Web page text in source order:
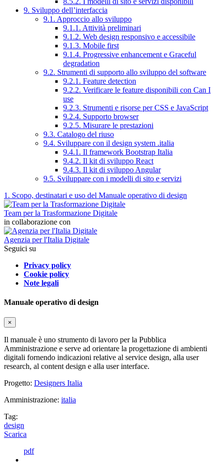
9. Sviluppo dell’interfaccia
9.1. Approccio allo sviluppo
9.1.1. Attività preliminari
9.1.2. Web design responsivo e accessibile
9.1.3. Mobile first
9.1.4. Progressive enhancement e Graceful
degradation
9.2. Strumenti di supporto allo sviluppo del software
9.2.1. Feature detection
9.2.2. Verificare le feature disponibili con Can I
use
9.2.3. Strumenti e risorse per CSS e JavaScript
9.2.4. Supporto browser
9.2.5. Misurare le prestazioni
9.3. Catalogo del riuso
9.4. Sviluppare con il design system .italia
9.4.1. Il framework Bootstrap Italia
9.4.2. Il kit di sviluppo React
9.4.3. Il kit di sviluppo Angular
9.5. Sviluppare con i modelli di sito e servizi
1. Scopo, destinatari e uso del Manuale operativo di design
Team per la Trasformazione Digitale
in collaborazione con
Agenzia per l'Italia Digitale
Seguici su
Privacy policy
Cookie policy
Note legali
Manuale operativo di design
×
Il manuale è uno strumento di lavoro per la Pubblica
Amministrazione e serve ad orientare la progettazione di ambienti
digitali fornendo indicazioni relative al service design, alla user
research, al content design e alla user interface.
Progetto: Designers Italia
Amministrazione: italia
Tag:
design
Scarica
pdf